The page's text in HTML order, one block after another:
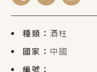
種類： 酒柱
國家： 中國
編號：